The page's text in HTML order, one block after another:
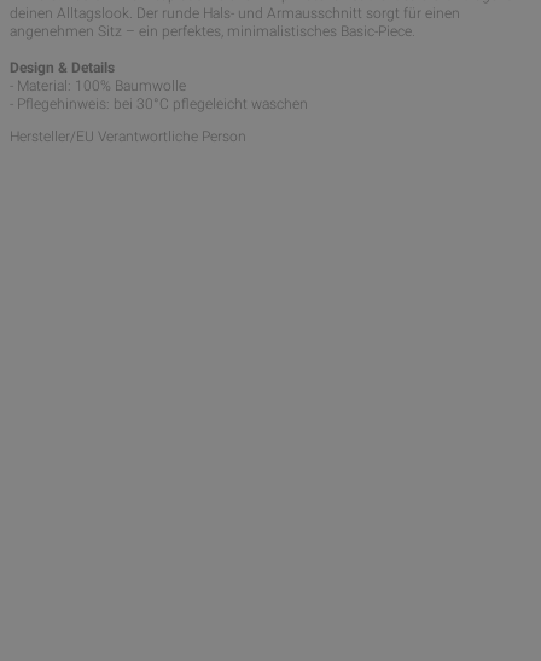
deinen Alltagslook. Der runde Hals- und Armausschnitt sorgt für einen
angenehmen Sitz – ein perfektes, minimalistisches Basic-Piece.
Design & Details
- Material: 100% Baumwolle
- Pflegehinweis: bei 30°C pflegeleicht waschen
Hersteller/EU Verantwortliche Person